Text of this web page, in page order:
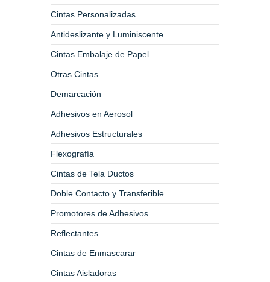
Cintas Personalizadas
Antideslizante y Luminiscente
Cintas Embalaje de Papel
Otras Cintas
Demarcación
Adhesivos en Aerosol
Adhesivos Estructurales
Flexografía
Cintas de Tela Ductos
Doble Contacto y Transferible
Promotores de Adhesivos
Reflectantes
Cintas de Enmascarar
Cintas Aisladoras